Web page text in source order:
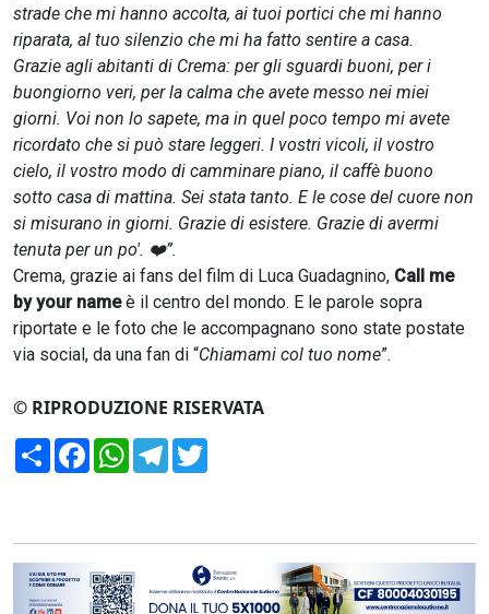
strade che mi hanno accolta, ai tuoi portici che mi hanno
riparata, al tuo silenzio che mi ha fatto sentire a casa.
Grazie agli abitanti di Crema: per gli sguardi buoni, per i
buongiorno veri, per la calma che avete messo nei miei
giorni. Voi non lo sapete, ma in quel poco tempo mi avete
ricordato che si può stare leggeri. I vostri vicoli, il vostro
cielo, il vostro modo di camminare piano, il caffè buono
sotto casa di mattina. Sei stata tanto. E le cose del cuore non
si misurano in giorni. Grazie di esistere. Grazie di avermi
tenuta per un po'. ❤️”.
Crema, grazie ai fans del film di Luca Guadagnino, Call me
by your nameè il centro del mondo. E le parole sopra
riportate e le foto che le accompagnano sono state postate
via social, da una fan di “Chiamami col tuo nome”.
© RIPRODUZIONE RISERVATA
CondividiFacebookWhatsApp
Telegram